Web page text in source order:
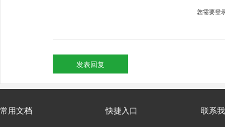
您需要登
发表回复
常用文档 快捷入口 联系